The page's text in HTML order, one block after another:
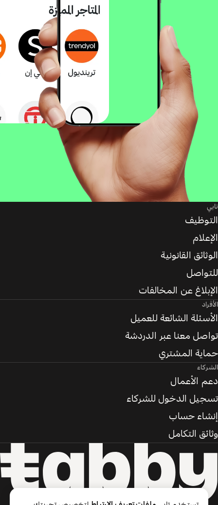
تابي
التوظيف
الإعلام
الوثائق القانونية
للتواصل
الإبلاغ عن المخالفات
الأفراد
الأسئلة الشائعة للعميل
تواصل معنا عبر الدردشة
حماية المشتري
الشركاء
دعم الأعمال
تسجيل الدخول للشركاء
إنشاء حساب
وثائق التكامل